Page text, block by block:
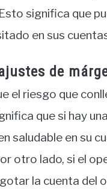
significa que
en sus
de
el riesgo que
que si hay
saludable en su
otro lado, si el
la cuenta del